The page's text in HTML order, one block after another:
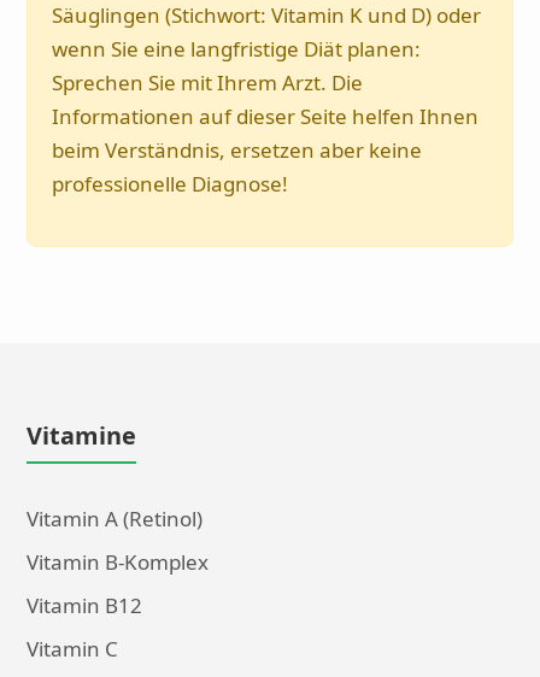
Säuglingen (Stichwort: Vitamin K und D) oder
wenn Sie eine langfristige Diät planen:
Sprechen Sie mit Ihrem Arzt. Die
Informationen auf dieser Seite helfen Ihnen
beim Verständnis, ersetzen aber keine
professionelle Diagnose!
Vitamine
Vitamin A (Retinol)
Vitamin B-Komplex
Vitamin B12
Vitamin C